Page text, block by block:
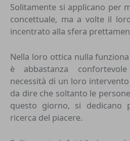
Solitamente si applicano per
concettuale, ma a volte il
incentrato alla sfera
Nella loro ottica nulla
è abbastanza
necessità di un loro
da dire che soltanto le
questo giorno, si dedicano
ricerca del piacere.